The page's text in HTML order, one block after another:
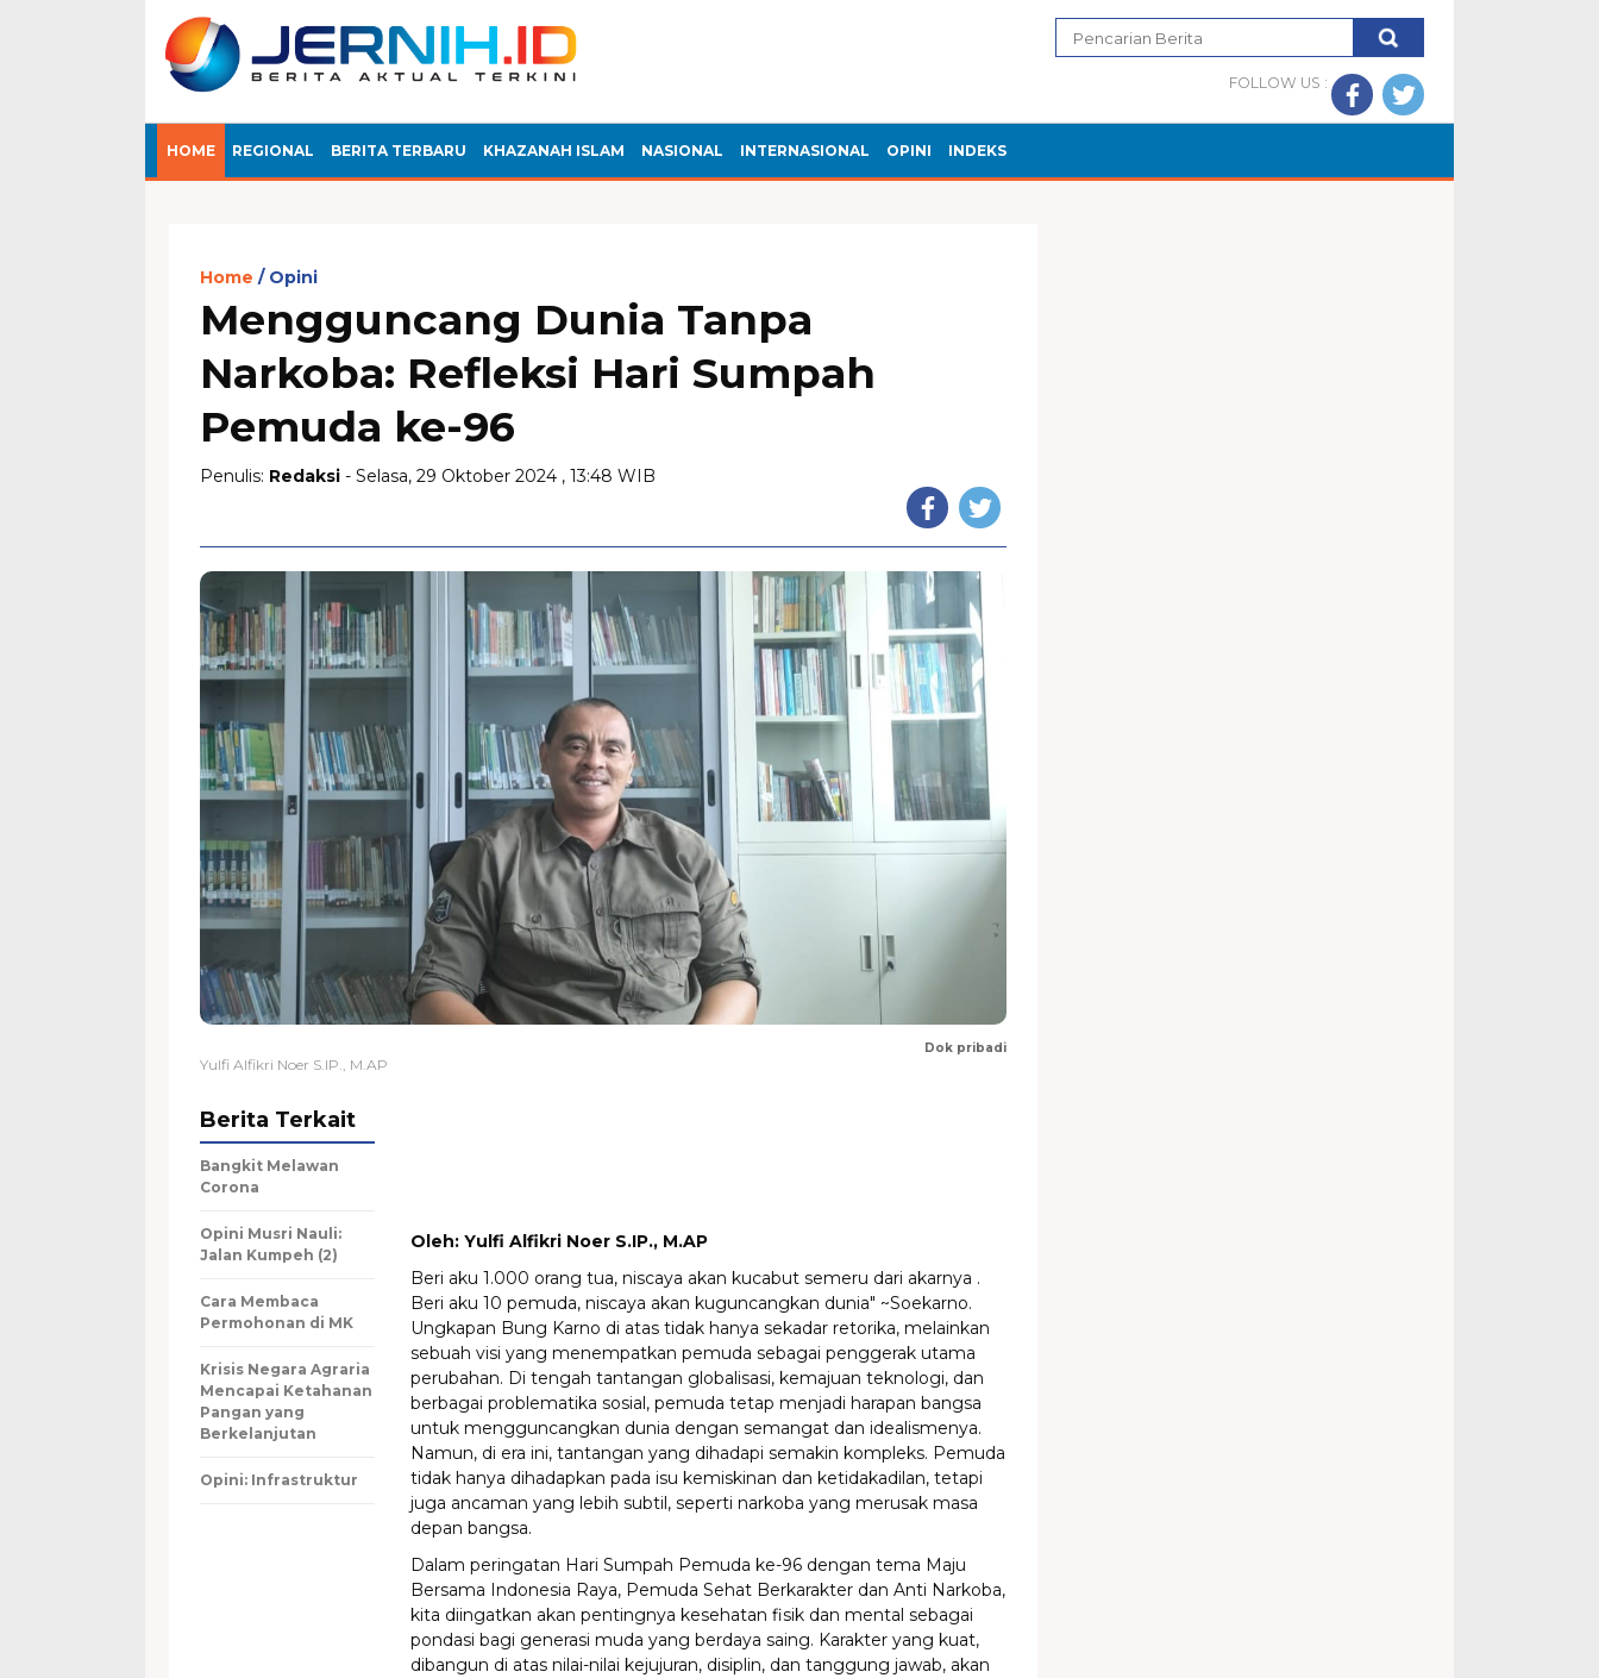
FOLLOW US :
HOME REGIONAL BERITA TERBARU KHAZANAH ISLAM NASIONAL INTERNASIONAL OPINI INDEKS
Home Opini
Mengguncang Dunia Tanpa
Narkoba: Refleksi Hari Sumpah
Pemuda ke-96
Penulis: Redaksi - Selasa, 29 Oktober 2024 , 13:48 WIB
Dok pribadi
Yulfi Alfikri Noer S.IP., M.AP
Berita Terkait
Bangkit Melawan
Corona
Opini Musri Nauli:
Jalan Kumpeh (2)
Cara Membaca
Permohonan di MK
Krisis Negara Agraria
Mencapai Ketahanan
Pangan yang
Berkelanjutan
Opini: Infrastruktur
Oleh: Yulfi Alfikri Noer S.IP., M.AP
Beri aku 1.000 orang tua, niscaya akan kucabut semeru dari akarnya .
Beri aku 10 pemuda, niscaya akan kuguncangkan dunia" ~Soekarno.
Ungkapan Bung Karno di atas tidak hanya sekadar retorika, melainkan
sebuah visi yang menempatkan pemuda sebagai penggerak utama
perubahan. Di tengah tantangan globalisasi, kemajuan teknologi, dan
berbagai problematika sosial, pemuda tetap menjadi harapan bangsa
untuk mengguncangkan dunia dengan semangat dan idealismenya.
Namun, di era ini, tantangan yang dihadapi semakin kompleks. Pemuda
tidak hanya dihadapkan pada isu kemiskinan dan ketidakadilan, tetapi
juga ancaman yang lebih subtil, seperti narkoba yang merusak masa
depan bangsa.
Dalam peringatan Hari Sumpah Pemuda ke-96 dengan tema Maju
Bersama Indonesia Raya, Pemuda Sehat Berkarakter dan Anti Narkoba,
kita diingatkan akan pentingnya kesehatan fisik dan mental sebagai
pondasi bagi generasi muda yang berdaya saing. Karakter yang kuat,
dibangun di atas nilai-nilai kejujuran, disiplin, dan tanggung jawab, akan